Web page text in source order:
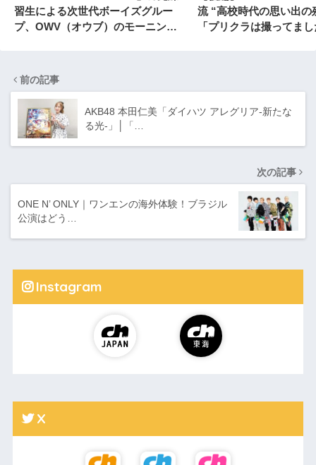
習生による次世代ボーイズグルー
プ、OWV（オウブ）のモーニング
流 “高校時代の思い出の
「プリクラは撮ってま
前の記事
AKB48 本田仁美「ダイハツ アレグリア-新たな
る光-」│「…
次の記事
ONE N’ ONLY｜ワンエンの海外体験！ブラジル
公演はどう…
Instagram
X